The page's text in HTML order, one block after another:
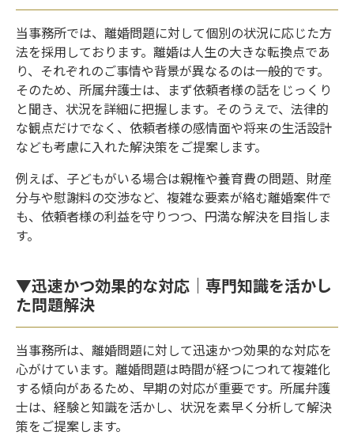
当事務所では、離婚問題に対して個別の状況に応じた方
法を採用しております。離婚は人生の大きな転換点であ
り、それぞれのご事情や背景が異なるのは一般的です。
そのため、所属弁護士は、まず依頼者様の話をじっくり
と聞き、状況を詳細に把握します。そのうえで、法律的
な観点だけでなく、依頼者様の感情面や将来の生活設計
なども考慮に入れた解決策をご提案します。
例えば、子どもがいる場合は親権や養育費の問題、財産
分与や慰謝料の交渉など、複雑な要素が絡む離婚案件で
も、依頼者様の利益を守りつつ、円満な解決を目指しま
す。
▼迅速かつ効果的な対応｜専門知識を活かし
た問題解決
当事務所は、離婚問題に対して迅速かつ効果的な対応を
心がけています。離婚問題は時間が経つにつれて複雑化
する傾向があるため、早期の対応が重要です。所属弁護
士は、経験と知識を活かし、状況を素早く分析して解決
策をご提案します。